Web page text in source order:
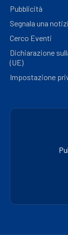
Pubblicità
Segnala una
Cerco Eventi
Dichiarazione
(UE)
Impostazione